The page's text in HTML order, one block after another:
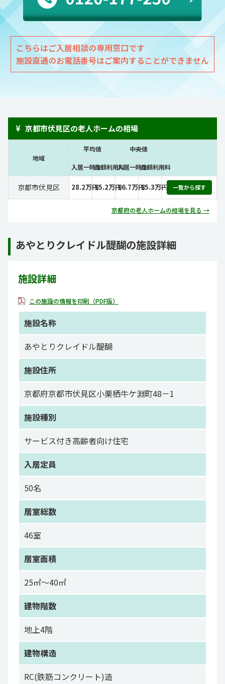
こちらはご入居相談の専用窓口です
施設直通のお電話番号はご案内することができません
¥ 京都市伏見区の老人ホームの相場
地域
平均値 中央値
入居一時金月額利用料入居一時金月額利用料
京都市伏見区 28.2万円15.2万円16.7万円15.3万円 一覧から探す
京都府の老人ホームの相場を見る →
あやとりクレイドル醍醐の施設詳細
施設詳細
この施設の情報を印刷（PDF版）
施設名称
あやとりクレイドル醍醐
施設住所
京都府京都市伏見区小栗栖牛ケ淵町48－1
施設種別
サービス付き高齢者向け住宅
入居定員
50名
居室総数
46室
居室面積
25㎡～40㎡
建物階数
地上4階
建物構造
RC(鉄筋コンクリート)造